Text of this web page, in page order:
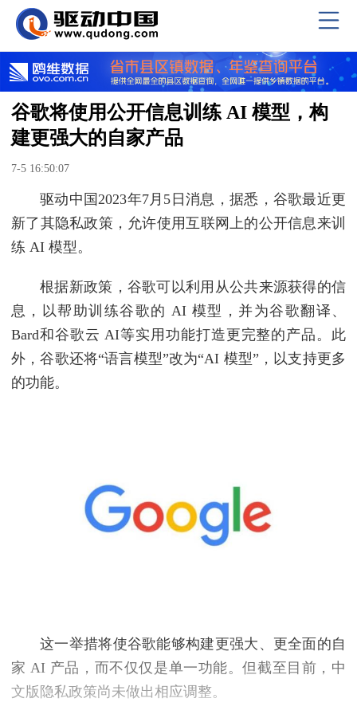
谷歌将使用公开信息训练 AI 模型，构
建更强大的自家产品
7-5 16:50:07
驱动中国2023年7月5日消息，据悉，谷歌最近更
新了其隐私政策，允许使用互联网上的公开信息来训
练 AI 模型。
根据新政策，谷歌可以利用从公共来源获得的信
息，以帮助训练谷歌的 AI 模型，并为谷歌翻译、
Bard和谷歌云 AI等实用功能打造更完整的产品。此
外，谷歌还将“语言模型”改为“AI 模型”，以支持更多
的功能。
这一举措将使谷歌能够构建更强大、更全面的自
家 AI 产品，而不仅仅是单一功能。但截至目前，中
文版隐私政策尚未做出相应调整。